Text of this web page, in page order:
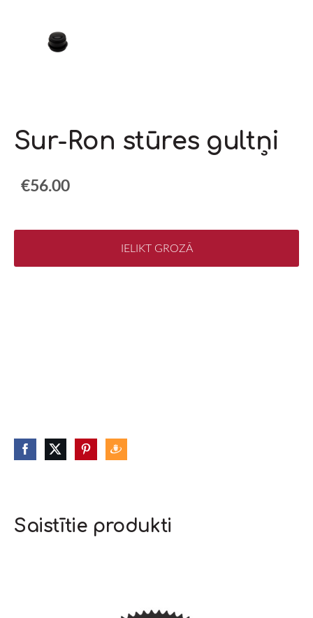
Sur-Ron stūres gultņi
€56.00
IELIKT GROZĀ
Saistītie produkti